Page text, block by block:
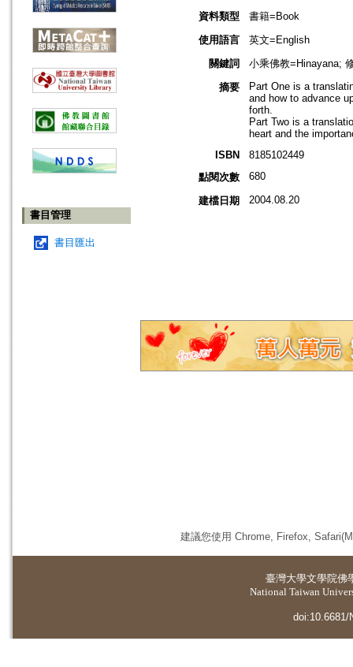
書目管理
書目匯出
資料類型
書籍=Book
使用語言
英文=English
關鍵詞
小乘佛教=Hinayana;
摘要
Part One is a
and how to advance
forth.
Part Two is a
heart and the
ISBN
8185102449
點閱次數
680
建檔日期 2004.08.20
建議您使用 Chrome, Firefox,
臺灣大學文學院佛
National Taiwan
doi:10.6681/